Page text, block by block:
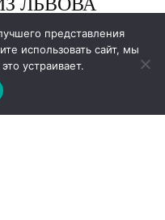
представления
использовать сайт, мы
устраивает.